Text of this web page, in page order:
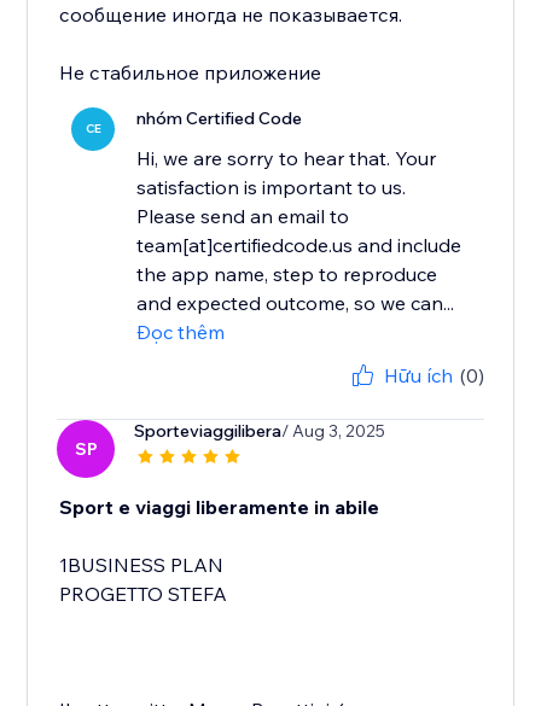
сообщение иногда не показывается.
Не стабильное приложение
CE nhóm Certified Code
Hi, we are sorry to hear that. Your
satisfaction is important to us.
Please send an email to
team[at]certifiedcode.us and include
the app name, step to reproduce
and expected outcome, so we can...
Đọc thêm
Hữu ích (0)
SP
Sporteviaggilibera/ Aug 3, 2025
Sport e viaggi liberamente in abile
1BUSINESS PLAN
PROGETTO STEFA